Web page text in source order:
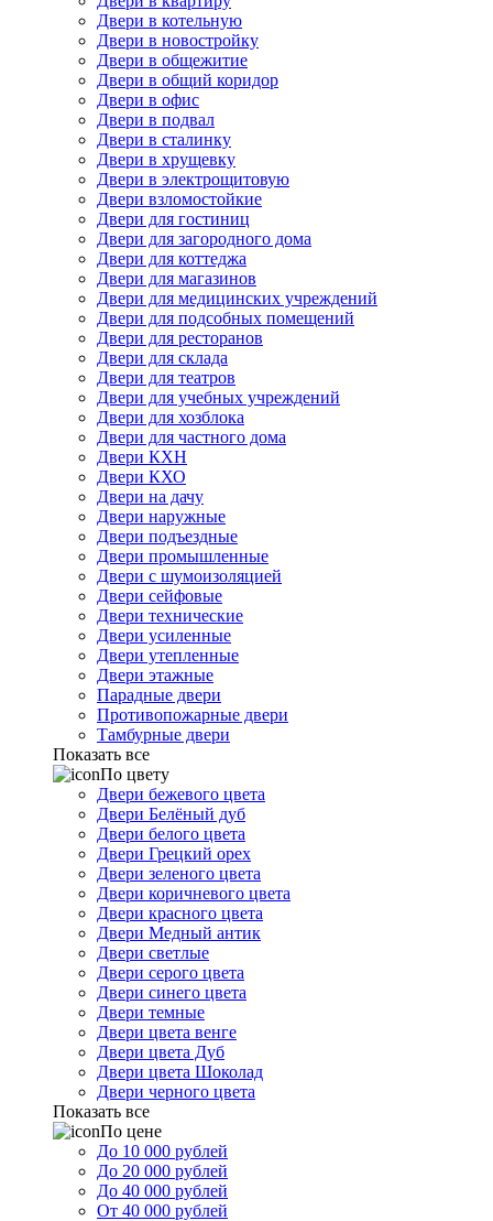
Двери в котельную
Двери в новостройку
Двери в общежитие
Двери в общий коридор
Двери в офис
Двери в подвал
Двери в сталинку
Двери в хрущевку
Двери в электрощитовую
Двери взломостойкие
Двери для гостиниц
Двери для загородного дома
Двери для коттеджа
Двери для магазинов
Двери для медицинских учреждений
Двери для подсобных помещений
Двери для ресторанов
Двери для склада
Двери для театров
Двери для учебных учреждений
Двери для хозблока
Двери для частного дома
Двери КХН
Двери КХО
Двери на дачу
Двери наружные
Двери подъездные
Двери промышленные
Двери с шумоизоляцией
Двери сейфовые
Двери технические
Двери усиленные
Двери утепленные
Двери этажные
Парадные двери
Противопожарные двери
Тамбурные двери
Показать все
По цвету
Двери бежевого цвета
Двери Белёный дуб
Двери белого цвета
Двери Грецкий орех
Двери зеленого цвета
Двери коричневого цвета
Двери красного цвета
Двери Медный антик
Двери светлые
Двери серого цвета
Двери синего цвета
Двери темные
Двери цвета венге
Двери цвета Дуб
Двери цвета Шоколад
Двери черного цвета
Показать все
По цене
До 10 000 рублей
До 20 000 рублей
До 40 000 рублей
От 40 000 рублей